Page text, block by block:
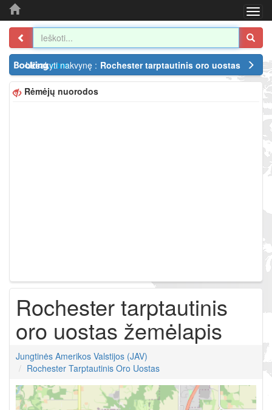
Užsakyti nakvynę : Rochester tarptautinis oro uostas
Rėmėjų nuorodos
Rochester tarptautinis
oro uostas žemėlapis
Jungtinės Amerikos Valstijos (JAV)
Rochester Tarptautinis Oro Uostas